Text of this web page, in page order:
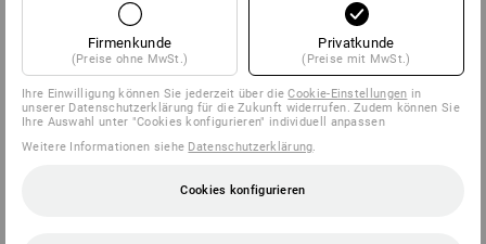
Firmenkunde
(Preise ohne MwSt.)
Privatkunde
(Preise mit MwSt.)
Ihre Einwilligung können Sie jederzeit über dieCookie-Einstellungen in
unserer Datenschutzerklärung für die Zukunft widerrufen. Zudem können Sie
Ihre Auswahl unter "Cookies konfigurieren" individuell anpassen
Weitere Informationen siehe Datenschutzerklärung.
Cookies konfigurieren